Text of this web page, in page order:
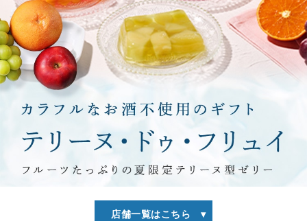
店舗一覧はこちら ▾